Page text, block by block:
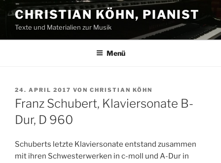
Inhalt
springen
CHRISTIAN KÖHN, PIANIST
Texte und Materialien zur Musik
Menü
VERÖFFENTLICHT
AM
24. APRIL 2017 VON CHRISTIAN KÖHN
Franz Schubert, Klaviersonate B-
Dur, D 960
Schuberts letzte Klaviersonate entstand zusammen
mit ihren Schwesterwerken in c-moll und A-Dur in